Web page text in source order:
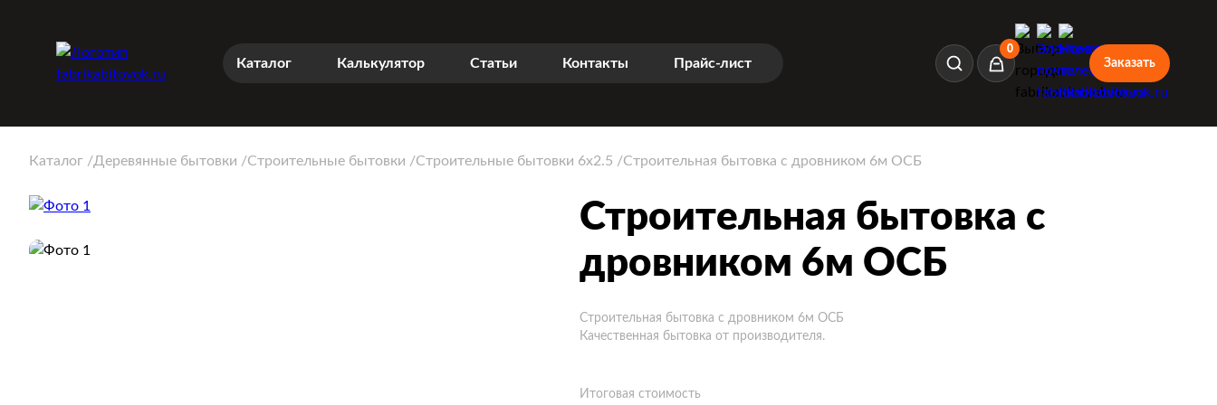
Каталог Калькулятор Статьи Контакты Прайс-лист
Корзина
0
Заказать
Каталог Деревянные бытовки Строительные бытовки Строительные бытовки 6x2.5 Строительная бытовка с дровником 6м ОСБ
Строительная бытовка с
дровником 6м ОСБ
Строительная бытовка с дровником 6м ОСБ
Качественная бытовка от производителя.
Итоговая стоимость